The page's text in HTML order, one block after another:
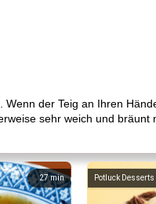
der Teig an Ihren
sehr weich und bräunt
27min Potluck Desserts